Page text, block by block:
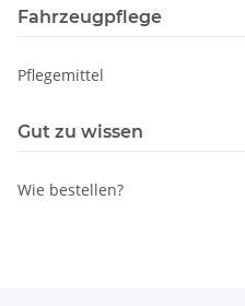
Fahrzeugpflege
Pflegemittel
Gut zu wissen
Wie bestellen?